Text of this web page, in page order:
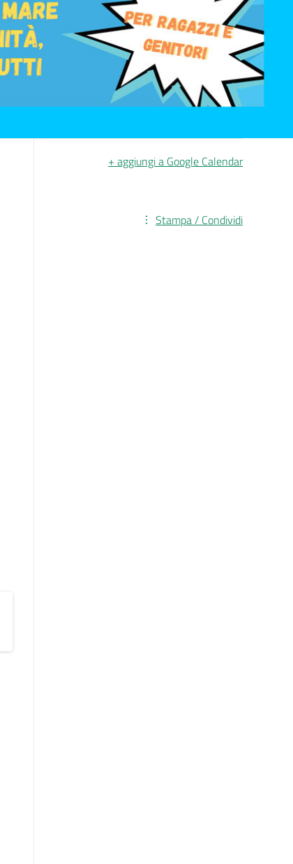
+ aggiungi a Google Calendar
Stampa / Condividi